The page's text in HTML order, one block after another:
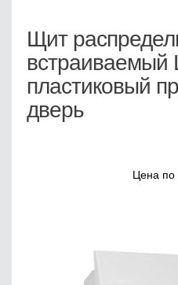
Щит
пластиковый
дверь
Цена по